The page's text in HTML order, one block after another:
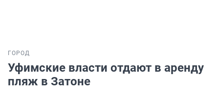
ГОРОД
Уфимские власти отдают в аренду
пляж в Затоне